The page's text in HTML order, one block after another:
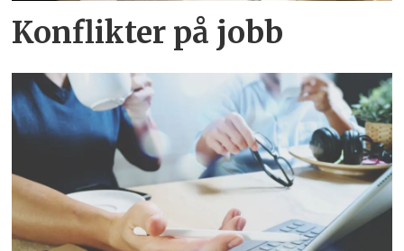
Konflikter på jobb